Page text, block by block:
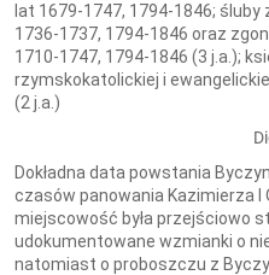
lat 1679-1747, 1794-1846;
1736-1737, 1794-1846 oraz
1710-1747, 1794-1846 (3 j.a.);
rzymskokatolickiej i
(2 j.a.)
Dokładna data powstania
czasów panowania Kazimierza
miejscowość była przejściowo
udokumentowane wzmianki o
natomiast o proboszczu z